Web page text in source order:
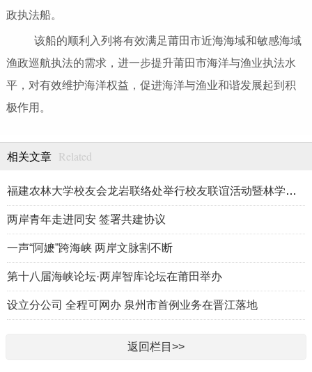
政执法船。
该船的顺利入列将有效满足莆田市近海海域和敏感海域
渔政巡航执法的需求，进一步提升莆田市海洋与渔业执法水
平，对有效维护海洋权益，促进海洋与渔业和谐发展起到积
极作用。
相关文章 Related
福建农林大学校友会龙岩联络处举行校友联谊活动暨林学、生物医药
两岸青年走进同安 签署共建协议
一声“阿嬷”跨海峡 两岸文脉割不断
第十八届海峡论坛·两岸智库论坛在莆田举办
设立分公司 全程可网办 泉州市首例业务在晋江落地
返回栏目>>